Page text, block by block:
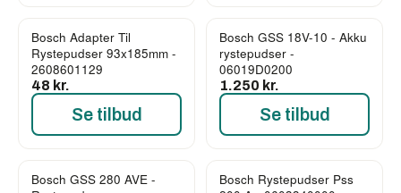
Bosch Adapter Til
Rystepudser 93x185mm -
2608601129
48 kr.
Se tilbud
Bosch GSS 18V-10 - Akku
rystepudser -
06019D0200
1.250 kr.
Se tilbud
Bosch GSS 280 AVE -
Bosch Rystepudser Pss